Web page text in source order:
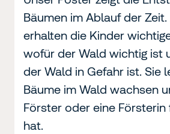
Bäumen im Ablauf der
erhalten die Kinder
wofür der Wald wichtig ist
der Wald in Gefahr ist. Sie
Bäume im Wald wachsen
Förster oder eine Försterin
hat.